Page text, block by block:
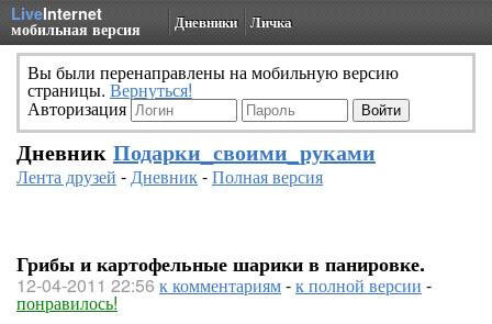
LiveInternet
мобильная версия Дневники Личка
Вы были перенаправлены на мобильную версию
страницы. Вернуться!
Авторизация
Дневник Подарки_своими_руками
Лента друзей -Дневник-Полная версия
Грибы и картофельные шарики в панировке.
12-04-2011 22:56 к комментариям-к полной версии -
понравилось!